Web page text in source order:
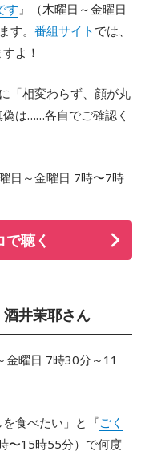
す』（木曜日～金曜日
。 番組サイト では、
よ！
「相変わらず、顔が丸
は……各自でご確認く
日～金曜日 7時〜7時
聴く
井茉耶さん
金曜日 7時30分～11
食べたい」と『ごく
〜15時55分）で何度